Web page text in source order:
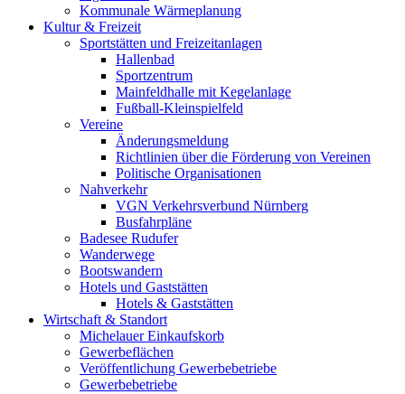
Kommunale Wärmeplanung
Kultur & Freizeit
Sportstätten und Freizeitanlagen
Hallenbad
Sportzentrum
Mainfeldhalle mit Kegelanlage
Fußball-Kleinspielfeld
Vereine
Änderungsmeldung
Richtlinien über die Förderung von Vereinen
Politische Organisationen
Nahverkehr
VGN Verkehrsverbund Nürnberg
Busfahrpläne
Badesee Rudufer
Wanderwege
Bootswandern
Hotels und Gaststätten
Hotels & Gaststätten
Wirtschaft & Standort
Michelauer Einkaufskorb
Gewerbeflächen
Veröffentlichung Gewerbebetriebe
Gewerbebetriebe